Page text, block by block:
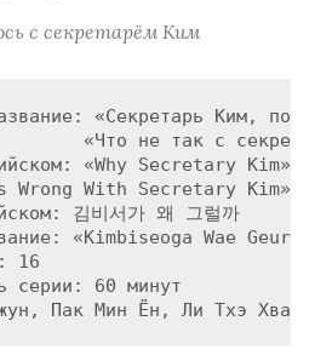
с секретарём Ким
«Секретарь Ким,
«Что не так с
«Why Secretary Kim»
Wrong With Secretary Kim»
김비서가 왜 그럴까
«Kimbiseoga Wae
16
серии: 60 минут